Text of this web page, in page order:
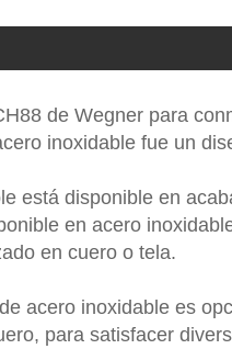
de Wegner para
inoxidable fue un
está disponible en
en acero
en cuero o tela.
acero inoxidable es
para satisfacer